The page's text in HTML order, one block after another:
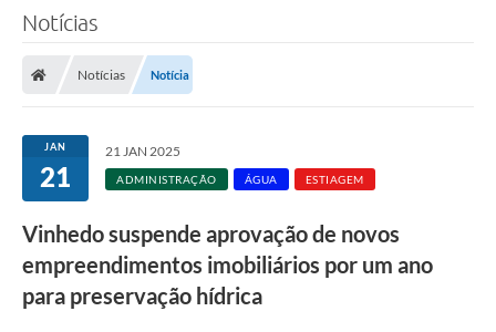
ÁGUA
COMPRAS E LICITAÇÕES
CONTATOS
Legislação
Notícias
Notícias Notícia
JAN
21
21 JAN 2025
ADMINISTRAÇÃO ÁGUA ESTIAGEM
Vinhedo suspende aprovação de novos
empreendimentos imobiliários por um ano
para preservação hídrica